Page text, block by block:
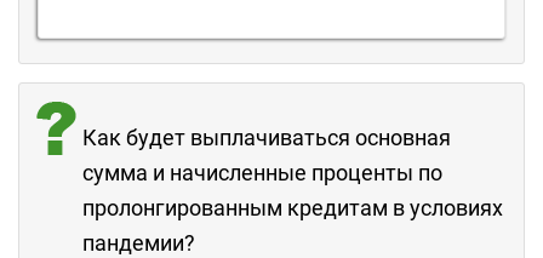
Как будет выплачиваться основная
сумма и начисленные проценты по
пролонгированным кредитам в условиях
пандемии?